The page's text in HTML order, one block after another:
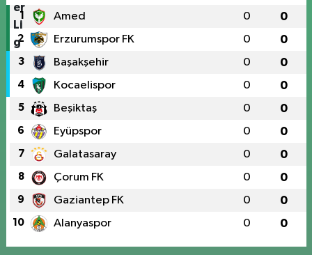
1 Amed 0 0
2 Erzurumspor FK 0 0
3 Başakşehir 0 0
4 Kocaelispor 0 0
5 Beşiktaş 0 0
6 Eyüpspor 0 0
7 Galatasaray 0 0
8 Çorum FK 0 0
9 Gaziantep FK 0 0
10 Alanyaspor 0 0